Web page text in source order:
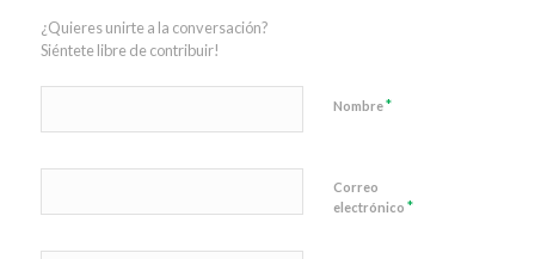
¿Quieres unirte a la conversación?
Siéntete libre de contribuir!
Nombre*
Correo
electrónico *